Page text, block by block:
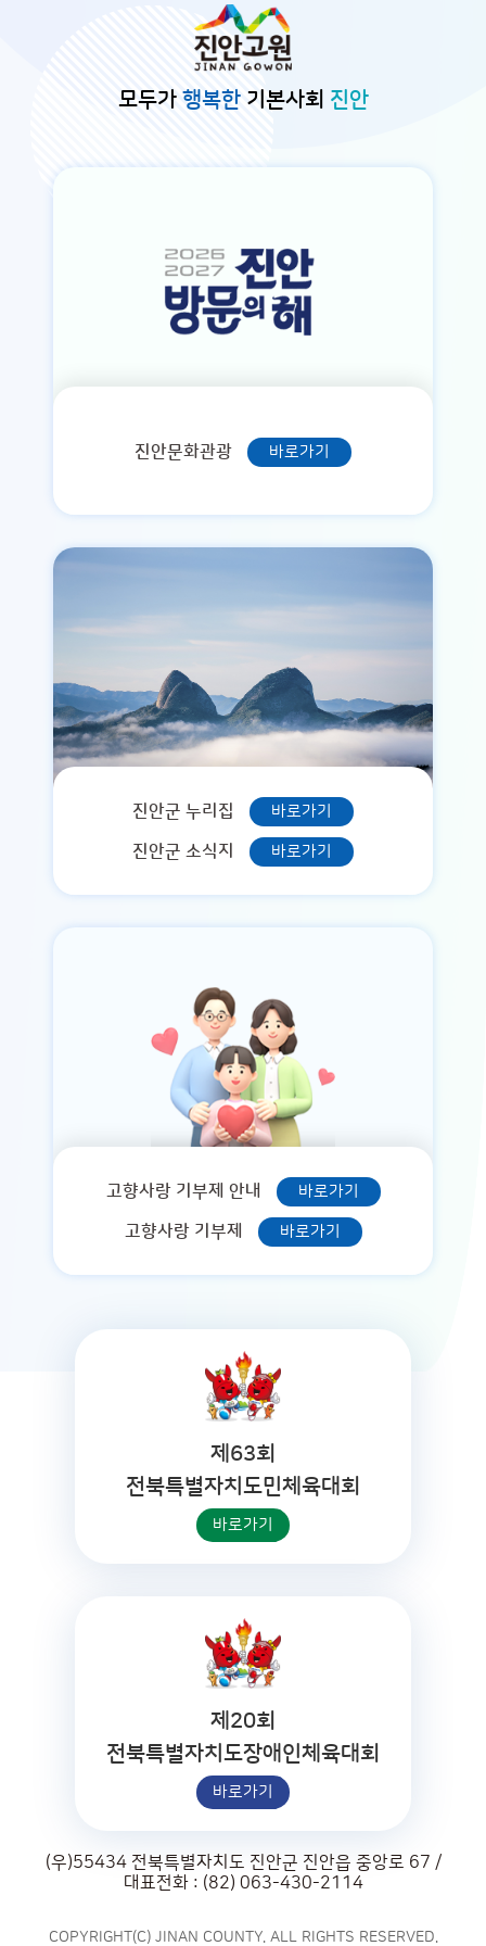
모두가 행복한기본사회 진안
진안문화관광 바로가기
진안군 누리집 바로가기
진안군 소식지 바로가기
고향사랑 기부제 안내 바로가기
고향사랑 기부제 바로가기
제63회
전북특별자치도민체육대회
바로가기
제20회
전북특별자치도장애인체육대회
바로가기
(우)55434 전북특별자치도 진안군 진안읍 중앙로 67 /
대표전화 : (82) 063-430-2114
COPYRIGHT(C) JINAN COUNTY. ALL RIGHTS RESERVED.